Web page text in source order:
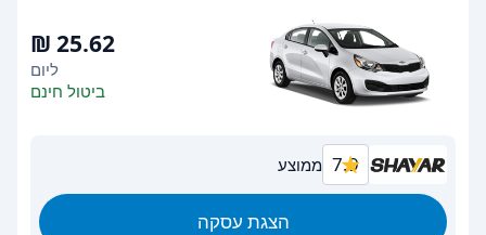
ליום
ביטול חינם
7.9 ממוצע
הצגת עסקה